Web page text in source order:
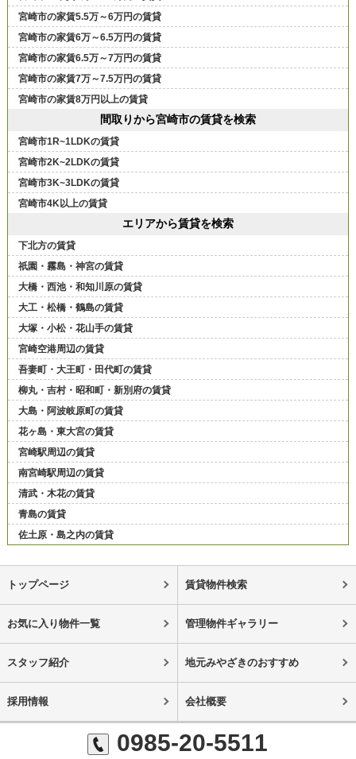
宮崎市の家賃5.5万～6万円の賃貸
宮崎市の家賃6万～6.5万円の賃貸
宮崎市の家賃6.5万～7万円の賃貸
宮崎市の家賃7万～7.5万円の賃貸
宮崎市の家賃8万円以上の賃貸
間取りから宮崎市の賃貸を検索
宮崎市1R~1LDKの賃貸
宮崎市2K~2LDKの賃貸
宮崎市3K~3LDKの賃貸
宮崎市4K以上の賃貸
エリアから賃貸を検索
下北方の賃貸
祇園・霧島・神宮の賃貸
大橋・西池・和知川原の賃貸
大工・松橋・鶴島の賃貸
大塚・小松・花山手の賃貸
宮崎空港周辺の賃貸
吾妻町・大王町・田代町の賃貸
柳丸・吉村・昭和町・新別府の賃貸
大島・阿波岐原町の賃貸
花ヶ島・東大宮の賃貸
宮崎駅周辺の賃貸
南宮崎駅周辺の賃貸
清武・木花の賃貸
青島の賃貸
佐土原・島之内の賃貸
トップページ 賃貸物件検索
お気に入り物件一覧 管理物件ギャラリー
スタッフ紹介 地元みやざきのおすすめ
採用情報 会社概要
0985-20-5511